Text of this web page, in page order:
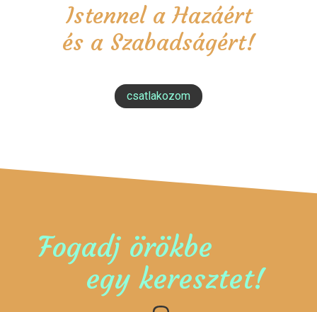
Istennel a Hazáért
és a Szabadságért!
csatlakozom
Fogadj örökbe
egy keresztet!